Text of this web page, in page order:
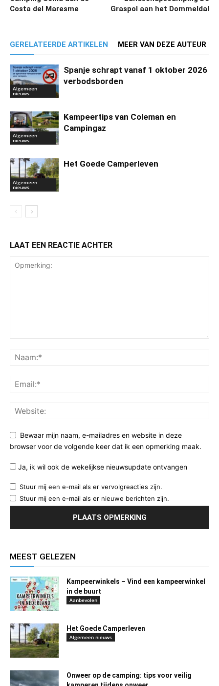
Costa del Maresme
Graspol aan het Dommeldal
GERELATEERDE ARTIKELEN MEER VAN DEZE AUTEUR
Algemeen
nieuws
Spanje schrapt vanaf 1 oktober 2026
verbodsborden
Algemeen
nieuws
Kampeertips van Coleman en
Campingaz
Algemeen
nieuws
Het Goede Camperleven
LAAT EEN REACTIE ACHTER
Bewaar mijn naam, e-mailadres en website in deze
browser voor de volgende keer dat ik een opmerking maak.
Ja, ik wil ook de wekelijkse nieuwsupdate ontvangen
Stuur mij een e-mail als er vervolgreacties zijn.
Stuur mij een e-mail als er nieuwe berichten zijn.
MEEST GELEZEN
Kampeerwinkels – Vind een kampeerwinkel
in de buurt
Aanbevolen
Het Goede Camperleven
Algemeen nieuws
Onweer op de camping: tips voor veilig